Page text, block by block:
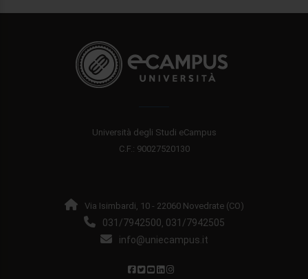
Università degli Studi eCampus
C.F.: 90027520130
Via Isimbardi, 10 - 22060 Novedrate (CO)
031/7942500, 031/7942505
info@uniecampus.it